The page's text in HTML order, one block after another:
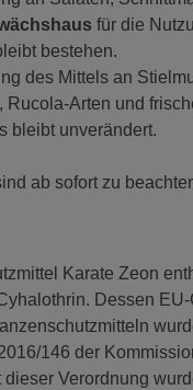
für die
bestehen.
des Mittels an
Rucola-Arten und
bleibt unverändert.
ab sofort zu
Karate Zeon
Dessen
146 der
dieser Verordnung